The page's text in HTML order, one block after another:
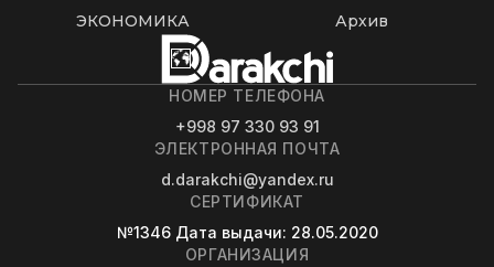
ЭКОНОМИКА
Архив
НОМЕР ТЕЛЕФОНА
+998 97 330 93 91
ЭЛЕКТРОННАЯ ПОЧТА
d.darakchi@yandex.ru
СЕРТИФИКАТ
№1346 Дата выдачи: 28.05.2020
ОРГАНИЗАЦИЯ